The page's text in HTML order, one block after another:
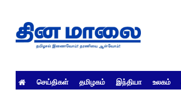
செய்திகள் தமிழகம் இந்தியா உலகம்